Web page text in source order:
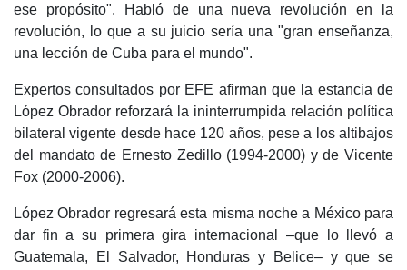
ese propósito". Habló de una nueva revolución en la
revolución, lo que a su juicio sería una "gran enseñanza,
una lección de Cuba para el mundo".
Expertos consultados por EFE afirman que la estancia de
López Obrador reforzará la ininterrumpida relación política
bilateral vigente desde hace 120 años, pese a los altibajos
del mandato de Ernesto Zedillo (1994-2000) y de Vicente
Fox (2000-2006).
López Obrador regresará esta misma noche a México para
dar fin a su primera gira internacional –que lo llevó a
Guatemala, El Salvador, Honduras y Belice– y que se